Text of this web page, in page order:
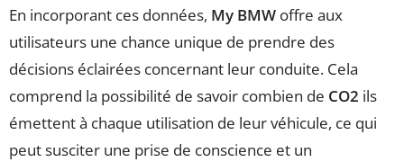
En incorporant ces données, My BMW offre aux
utilisateurs une chance unique de prendre des
décisions éclairées concernant leur conduite. Cela
comprend la possibilité de savoir combien de CO2 ils
émettent à chaque utilisation de leur véhicule, ce qui
peut susciter une prise de conscience et un